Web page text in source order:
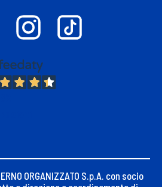
ORGANIZZATO S.p.A. con socio